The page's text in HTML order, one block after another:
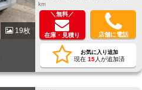
19枚
km
＼無料／
在庫・見積り 店舗に電話
お気に入り追加
現在 15人が追加済